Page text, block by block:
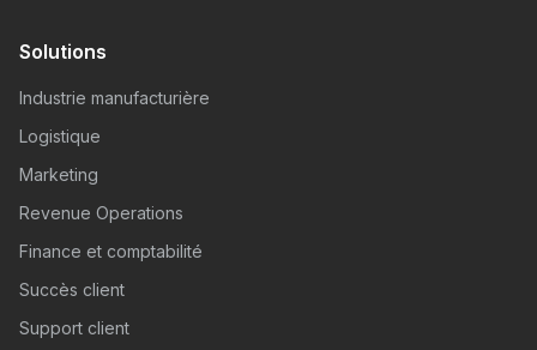
Solutions
Industrie manufacturière
Logistique
Marketing
Revenue Operations
Finance et comptabilité
Succès client
Support client